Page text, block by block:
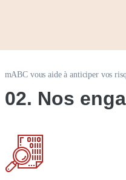
mABC vous aide à anticiper vos
02. Nos